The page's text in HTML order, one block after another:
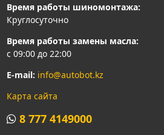
Время работы шиномонтажа:
Круглосуточно
Время работы замены масла:
с 09:00 до 22:00
E-mail: info@autobot.kz
Карта сайта
8 777 4149000